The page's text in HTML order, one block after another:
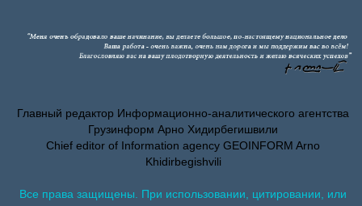
Главный редактор Информационно-аналитического агентства
Грузинформ Арно Хидирбегишвили
Chief editor of Information agency GEOINFORM Arno
Khidirbegishvili
Все права защищены. При использовании, цитировании, или